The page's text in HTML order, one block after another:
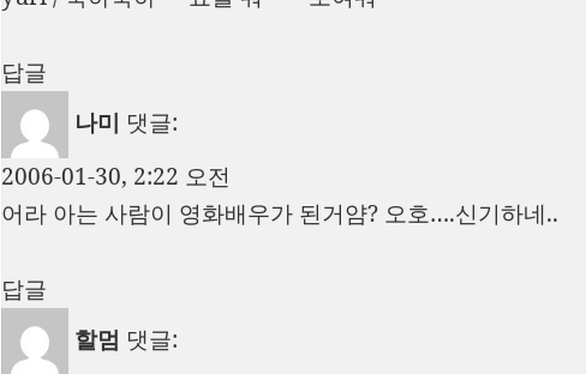
답글
나미 댓글:
2006-01-30, 2:22 오전
어라 아는 사람이 영화배우가 된거얌? 오호….신기하네..
답글
할멈 댓글: